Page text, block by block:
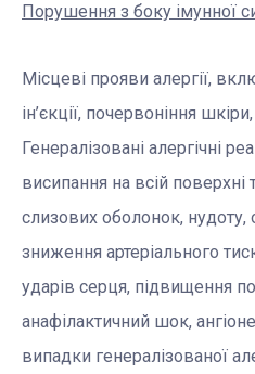
Порушення з боку імунної
Місцеві прояви алергії,
ін’єкції, почервоніння
Генералізовані алергічні
висипання на всій поверхні
слизових оболонок, нудоту,
зниження артеріального
ударів серця, підвищення
анафілактичний шок,
випадки генералізованої